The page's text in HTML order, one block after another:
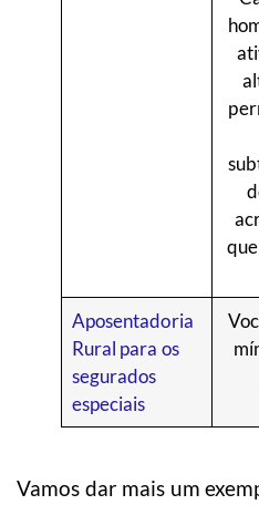
Aposentadoria
Rural para os
segurados
especiais
Vamos dar mais um